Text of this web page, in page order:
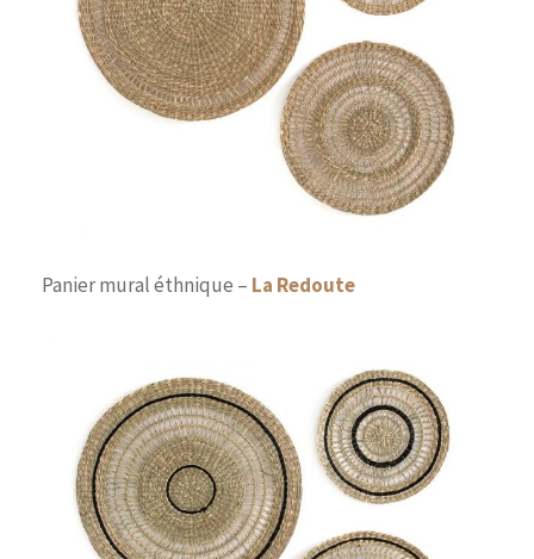
Panier mural éthnique – La Redoute